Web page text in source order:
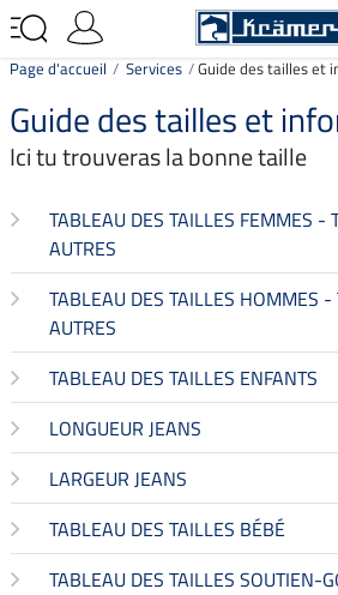
Page d'accueil Services Guide des tailles et
Guide des tailles et
Ici tu trouveras la bonne taille
TABLEAU DES TAILLES FEMMES -
AUTRES
TABLEAU DES TAILLES HOMMES -
AUTRES
TABLEAU DES TAILLES ENFANTS
LONGUEUR JEANS
LARGEUR JEANS
TABLEAU DES TAILLES BÉBÉ
TABLEAU DES TAILLES SOUTIEN-